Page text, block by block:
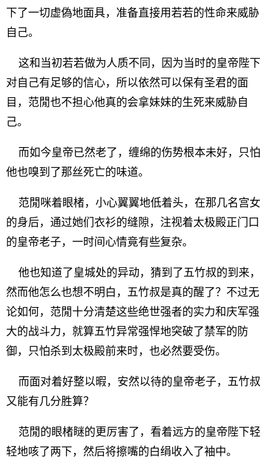
下了一切虚偽地面具，准备直接用若若的性命来威胁
自己。
这和当初若若做为人质不同，因为当时的皇帝陛下
对自己有足够的信心，所以依然可以保有圣君的面
目，范閒也不担心他真的会拿妹妹的生死来威胁自
己。
而如今皇帝已然老了，缠绵的伤势根本未好，只怕
他也嗅到了那丝死亡的味道。
范閒咪着眼楮，小心翼翼地低着头，在那几名宫女
的身后，通过她们衣衫的缝隙，注视着太极殿正门口
的皇帝老子，一时间心情竟有些复杂。
他也知道了皇城处的异动，猜到了五竹叔的到来，
然而他怎么也想不明白，五竹叔是真的醒了？不过无
论如何，范閒十分清楚这些绝世强者的实力和庆军强
大的战斗力，就算五竹异常强悍地突破了禁军的防
御，只怕杀到太极殿前来时，也必然要受伤。
而面对着好整以暇，安然以待的皇帝老子，五竹叔
又能有几分胜算？
范閒的眼楮瞇的更厉害了，看着远方的皇帝陛下轻
轻地咳了两下，然后将擦嘴的白绢收入了袖中。